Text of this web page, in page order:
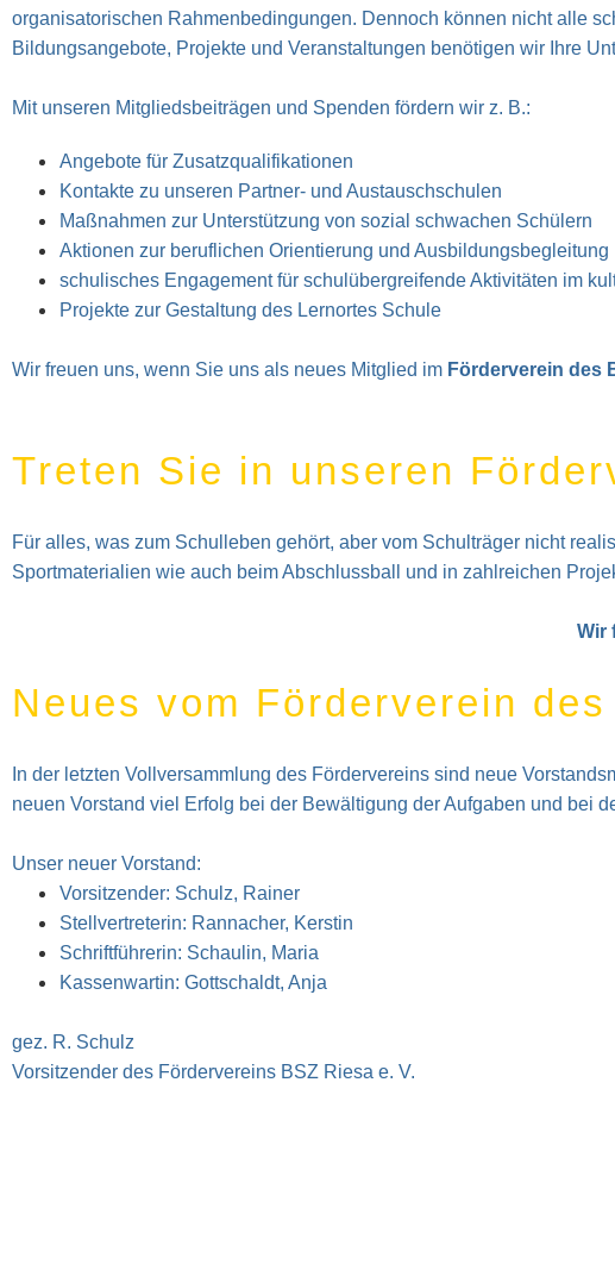
organisatorischen Rahmenbedingungen. Dennoch können nicht alle
Bildungsangebote, Projekte und Veranstaltungen benötigen wir Ihre
Mit unseren Mitgliedsbeiträgen und Spenden fördern wir z. B.:
Angebote für Zusatzqualifikationen
Kontakte zu unseren Partner- und Austauschschulen
Maßnahmen zur Unterstützung von sozial schwachen Schülern
Aktionen zur beruflichen Orientierung und Ausbildungsbegleitung
schulisches Engagement für schulübergreifende Aktivitäten im
Projekte zur Gestaltung des Lernortes Schule
Wir freuen uns, wenn Sie uns als neues Mitglied im Förderverein des
Treten Sie in unseren
Für alles, was zum Schulleben gehört, aber vom Schulträger nicht
Sportmaterialien wie auch beim Abschlussball und in zahlreichen
Wir
Neues vom Förderverein
In der letzten Vollversammlung des Fördervereins sind neue
neuen Vorstand viel Erfolg bei der Bewältigung der Aufgaben und bei
Unser neuer Vorstand:
Vorsitzender: Schulz, Rainer
Stellvertreterin: Rannacher, Kerstin
Schriftführerin: Schaulin, Maria
Kassenwartin: Gottschaldt, Anja
gez. R. Schulz
Vorsitzender des Fördervereins BSZ Riesa e. V.